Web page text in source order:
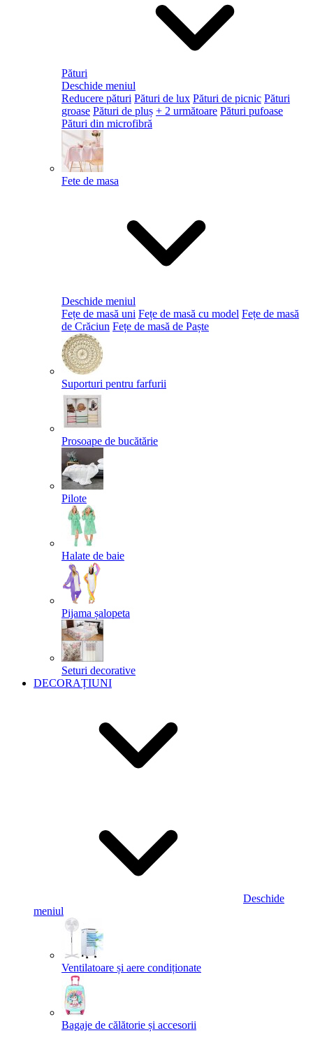
Pături
Deschide meniul
Reducere pături Pături de lux Pături de picnic Pături
groase Pături de pluș + 2 următoare Pături pufoase
Pături din microfibră
Fete de masa
Deschide meniul
Fețe de masă uni Fețe de masă cu model Fețe de masă
de Crăciun Fețe de masă de Paște​
Suporturi pentru farfurii
Prosoape de bucătărie
Pilote
Halate de baie
Pijama șalopeta
Seturi decorative
DECORAȚIUNI
Deschide
meniul
Ventilatoare și aere condiționate
Bagaje de călătorie și accesorii